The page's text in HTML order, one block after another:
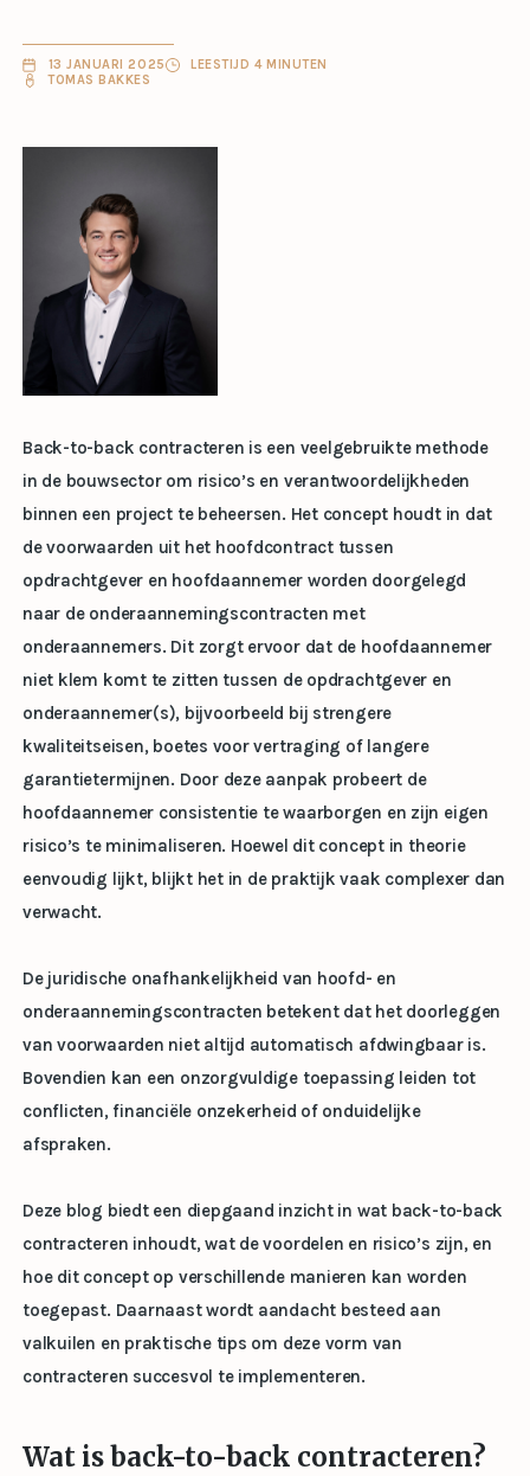
13 JANUARI 2025
LEESTIJD 4 MINUTEN
TOMAS BAKKES
Back-to-back contracteren is een veelgebruikte methode
in de bouwsector om risico’s en verantwoordelijkheden
binnen een project te beheersen. Het concept houdt in dat
de voorwaarden uit het hoofdcontract tussen
opdrachtgever en hoofdaannemer worden doorgelegd
naar de onderaannemingscontracten met
onderaannemers. Dit zorgt ervoor dat de hoofdaannemer
niet klem komt te zitten tussen de opdrachtgever en
onderaannemer(s), bijvoorbeeld bij strengere
kwaliteitseisen, boetes voor vertraging of langere
garantietermijnen. Door deze aanpak probeert de
hoofdaannemer consistentie te waarborgen en zijn eigen
risico’s te minimaliseren. Hoewel dit concept in theorie
eenvoudig lijkt, blijkt het in de praktijk vaak complexer dan
verwacht.
De juridische onafhankelijkheid van hoofd- en
onderaannemingscontracten betekent dat het doorleggen
van voorwaarden niet altijd automatisch afdwingbaar is.
Bovendien kan een onzorgvuldige toepassing leiden tot
conflicten, financiële onzekerheid of onduidelijke
afspraken.
Deze blog biedt een diepgaand inzicht in wat back-to-back
contracteren inhoudt, wat de voordelen en risico’s zijn, en
hoe dit concept op verschillende manieren kan worden
toegepast. Daarnaast wordt aandacht besteed aan
valkuilen en praktische tips om deze vorm van
contracteren succesvol te implementeren.
Wat is back-to-back contracteren?